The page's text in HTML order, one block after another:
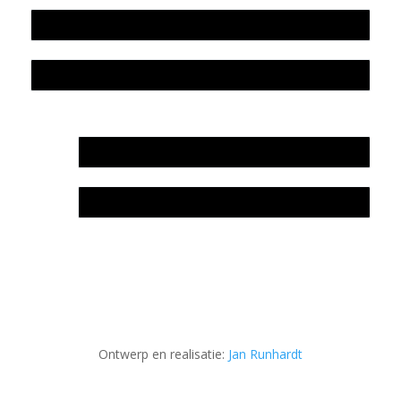
Ontwerp en realisatie: Jan Runhardt